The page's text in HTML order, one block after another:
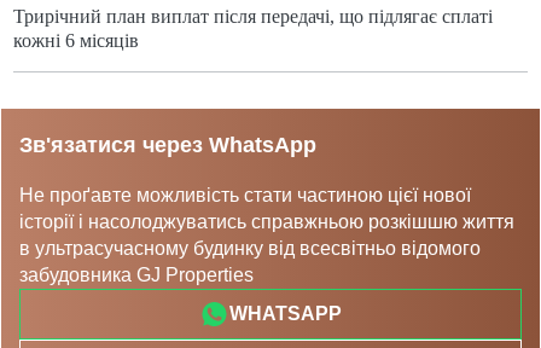
Трирічний план виплат після передачі, що підлягає сплаті
кожні 6 місяців
Зв'язатися через WhatsApp
Не проґавте можливість стати частиною цієї нової
історії і насолоджуватись справжньою розкішшю життя
в ультрасучасному будинку від всесвітньо відомого
забудовника GJ Properties
WHATSAPP